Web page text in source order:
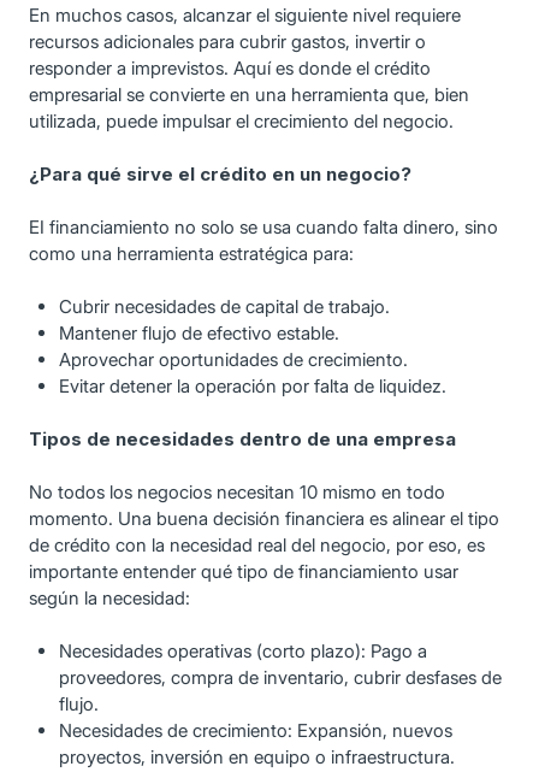
En muchos casos, alcanzar el siguiente nivel requiere
recursos adicionales para cubrir gastos, invertir o
responder a imprevistos. Aquí es donde el crédito
empresarial se convierte en una herramienta que, bien
utilizada, puede impulsar el crecimiento del negocio.
¿Para qué sirve el crédito en un negocio?
EI financiamiento no solo se usa cuando falta dinero, sino
como una herramienta estratégica para:
Cubrir necesidades de capital de trabajo.
Mantener flujo de efectivo estable.
Aprovechar oportunidades de crecimiento.
Evitar detener la operación por falta de liquidez.
Tipos de necesidades dentro de una empresa
No todos los negocios necesitan 10 mismo en todo
momento. Una buena decisión financiera es alinear el tipo
de crédito con la necesidad real del negocio, por eso, es
importante entender qué tipo de financiamiento usar
según la necesidad:
Necesidades operativas (corto plazo): Pago a
proveedores, compra de inventario, cubrir desfases de
flujo.
Necesidades de crecimiento: Expansión, nuevos
proyectos, inversión en equipo o infraestructura.